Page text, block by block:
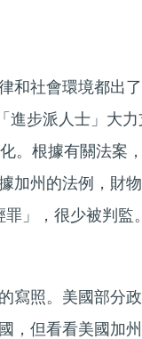
和社會環境都出
進步派人士」大力
。根據有關法案
加州的法例，財
」，很少被判監。
寫照。美國部分
，但看看美國加